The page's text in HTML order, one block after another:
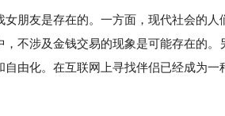
女朋友是存在的。一方面，现代社会的
不涉及金钱交易的现象是可能存在的
由化。在互联网上寻找伴侣已经成为